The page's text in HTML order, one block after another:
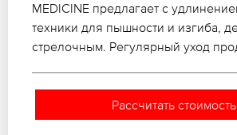
MEDICINE предлагает с
техники для пышности и изгиба,
стрелочным. Регулярный уход
Рассчитать стоимость